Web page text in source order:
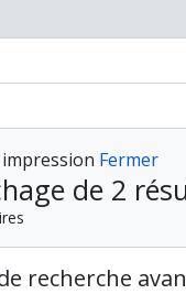
Fermer
de 2
recherche